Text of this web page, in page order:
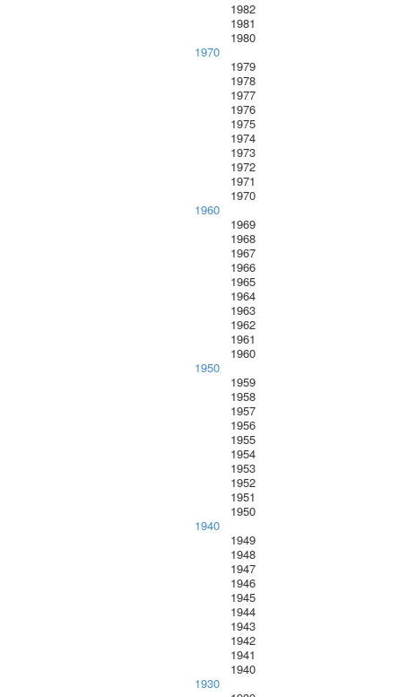
1982
1981
1980
1970
1979
1978
1977
1976
1975
1974
1973
1972
1971
1970
1960
1969
1968
1967
1966
1965
1964
1963
1962
1961
1960
1950
1959
1958
1957
1956
1955
1954
1953
1952
1951
1950
1940
1949
1948
1947
1946
1945
1944
1943
1942
1941
1940
1930